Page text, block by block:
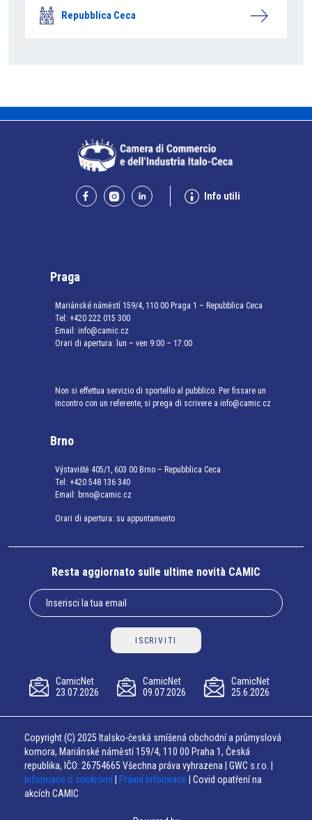
Repubblica Ceca
Info utili
Praga
Mariánské náměstí 159/4, 110 00 Praga 1 – Repubblica Ceca
Tel: +420 222 015 300
Email: info@camic.cz
Orari di apertura: lun – ven 9:00 – 17:00
Non si effettua servizio di sportello al pubblico. Per fissare un
incontro con un referente, si prega di scrivere a info@camic.cz
Brno
Výstaviště 405/1, 603 00 Brno – Repubblica Ceca
Tel: +420 548 136 340
Email: brno@camic.cz
Orari di apertura: su appuntamento
Resta aggiornato sulle ultime novità CAMIC
ISCRIVITI
CamicNet
23.07.2026
CamicNet
09.07.2026
CamicNet
25.6.2026
Copyright (C) 2025 Italsko-česká smíšená obchodní a průmyslová
komora, Mariánské náměstí 159/4, 110 00 Praha 1, Česká
republika, IČO: 26754665 Všechna práva vyhrazena | GWC s.r.o. |
Informace o soukromí
Právní informace | Covid opatření na
akcích CAMIC